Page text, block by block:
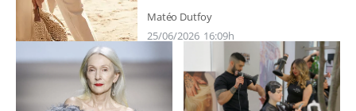
Matéo Dutfoy
25/06/2026 16:09h